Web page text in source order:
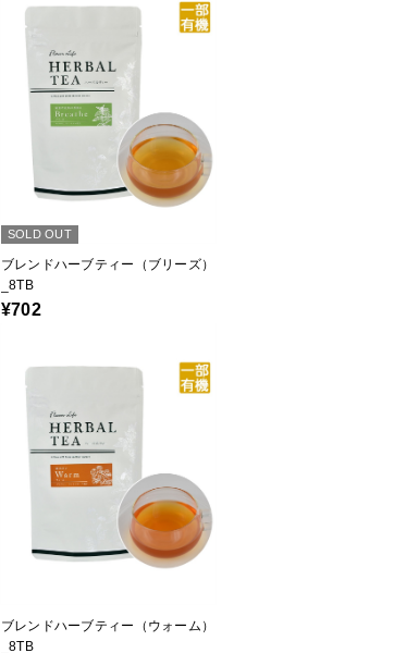
SOLD OUT
ブレンドハーブティー（ブリーズ）
_8TB
¥702
ブレンドハーブティー（ウォーム）
_8TB